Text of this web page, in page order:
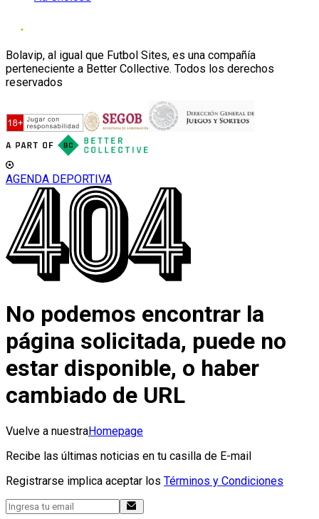
Bolavip, al igual que Futbol Sites, es una compañía
perteneciente a Better Collective. Todos los derechos
reservados
AGENDA DEPORTIVA
No podemos encontrar la
página solicitada, puede no
estar disponible, o haber
cambiado de URL
Vuelve a nuestraHomepage
Recibe las últimas noticias en tu casilla de E-mail
Registrarse implica aceptar los Términos y Condiciones